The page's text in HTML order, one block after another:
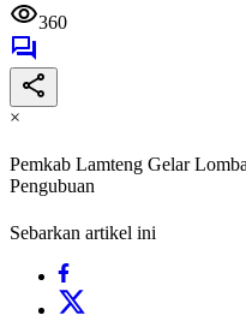
360
×
Pemkab Lamteng Gelar
Pengubuan
Sebarkan artikel ini